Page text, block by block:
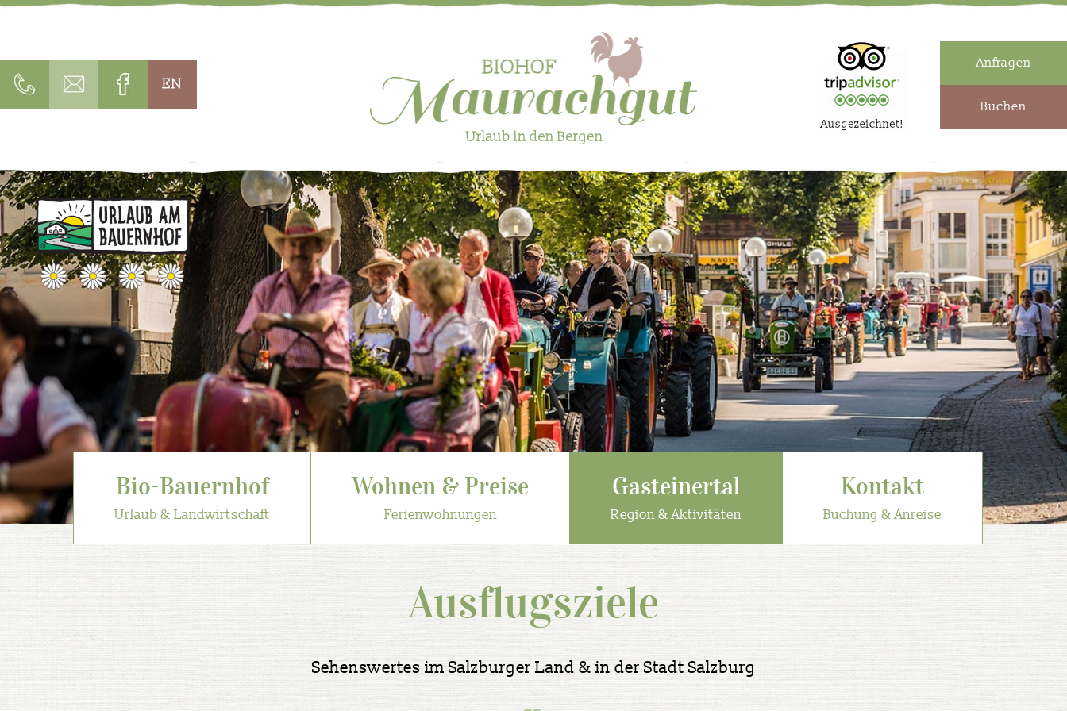
Anfragen
Buchen
Bio-Bauernhof
Urlaub & Landwirtschaft
Wohnen & Preise
Ferienwohnungen
Gasteinertal
Region & Aktivitäten
Kontakt
Buchung & Anreise
Ausflugsziele
Sehenswertes im Salzburger Land & in der Stadt Salzburg